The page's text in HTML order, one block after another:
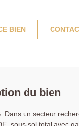
BIEN
du bien
Dans un secteur
sous-sol total avec